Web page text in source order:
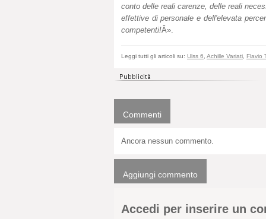
conto delle reali carenze, delle reali
effettive di personale e dell'elevata
competenti!Â».
Leggi tutti gli articoli su: Ulss 6, Achille Variati, Flavio
Commenti
Ancora nessun commento.
Aggiungi commento
Accedi per inserire un